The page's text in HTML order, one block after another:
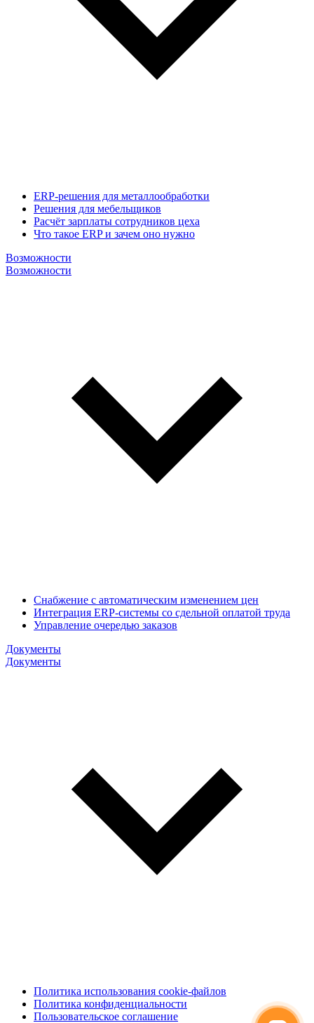
ERP-решения для металлообработки
Решения для мебельщиков
Расчёт зарплаты сотрудников цеха
Что такое ERP и зачем оно нужно
Возможности
Возможности
Снабжение с автоматическим изменением цен
Интеграция ERP-системы со сдельной оплатой труда
Управление очередью заказов
Документы
Документы
Политика использования cookie-файлов
Политика конфиденциальности
Пользовательское соглашение